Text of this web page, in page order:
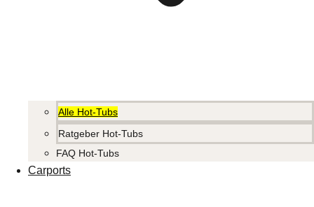
Alle Hot-Tubs
Ratgeber Hot-Tubs
FAQ Hot-Tubs
Carports